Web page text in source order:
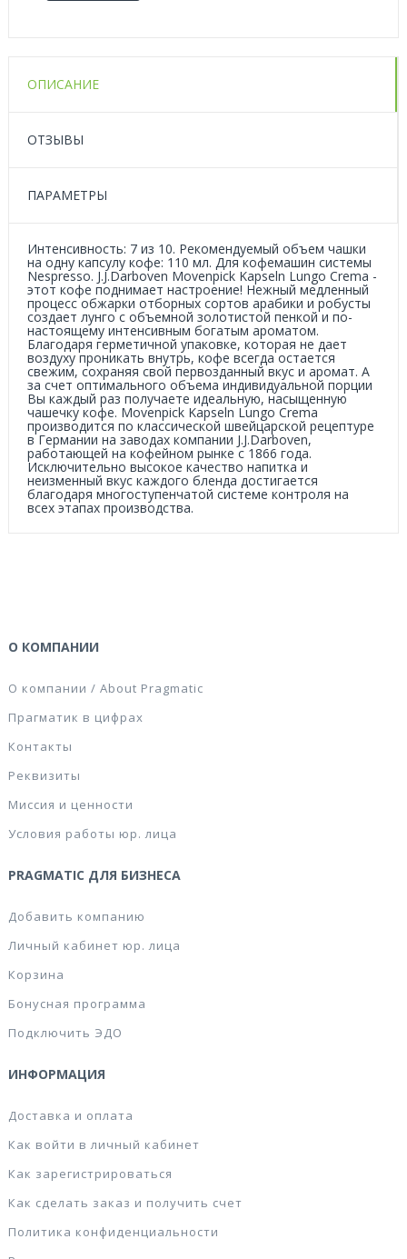
ОПИСАНИЕ
ОТЗЫВЫ
ПАРАМЕТРЫ
Интенсивность: 7 из 10. Рекомендуемый объем чашки
на одну капсулу кофе: 110 мл. Для кофемашин системы
Nespresso. J.J.Darboven Movenpick Kapseln Lungo Crema -
этот кофе поднимает настроение! Нежный медленный
процесс обжарки отборных сортов арабики и робусты
создает лунго с объемной золотистой пенкой и по-
настоящему интенсивным богатым ароматом.
Благодаря герметичной упаковке, которая не дает
воздуху проникать внутрь, кофе всегда остается
свежим, сохраняя свой первозданный вкус и аромат. А
за счет оптимального объема индивидуальной порции
Вы каждый раз получаете идеальную, насыщенную
чашечку кофе. Movenpick Kapseln Lungo Crema
производится по классической швейцарской рецептуре
в Германии на заводах компании J.J.Darboven,
работающей на кофейном рынке с 1866 года.
Исключительно высокое качество напитка и
неизменный вкус каждого бленда достигается
благодаря многоступенчатой системе контроля на
всех этапах производства.
О КОМПАНИИ
О компании / About Pragmatic
Прагматик в цифрах
Контакты
Реквизиты
Миссия и ценности
Условия работы юр. лица
PRAGMATIC ДЛЯ БИЗНЕСА
Добавить компанию
Личный кабинет юр. лица
Корзина
Бонусная программа
Подключить ЭДО
ИНФОРМАЦИЯ
Доставка и оплата
Как войти в личный кабинет
Как зарегистрироваться
Как сделать заказ и получить счет
Политика конфиденциальности